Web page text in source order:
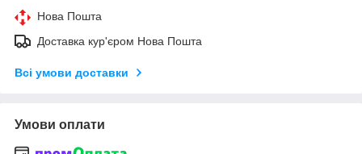
Нова Пошта
Доставка кур'єром Нова Пошта
Всі умови доставки
Умови оплати